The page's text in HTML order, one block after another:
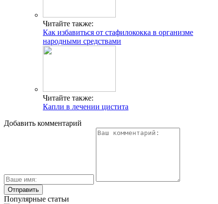
Читайте также:
Как избавиться от стафилококка в организме
народными средствами
Читайте также:
Капли в лечении цистита
Добавить комментарий
Популярные статьи